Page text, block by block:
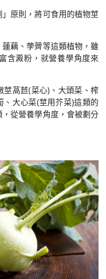
原則，將可食用的植物莖
藕、荸薺等這類植物，雖
含澱粉，就營養學角度來
莖萵苣(菜心)、大頭菜、榨
大心菜(莖用芥菜)這類的
從營養學角度，會被劃分